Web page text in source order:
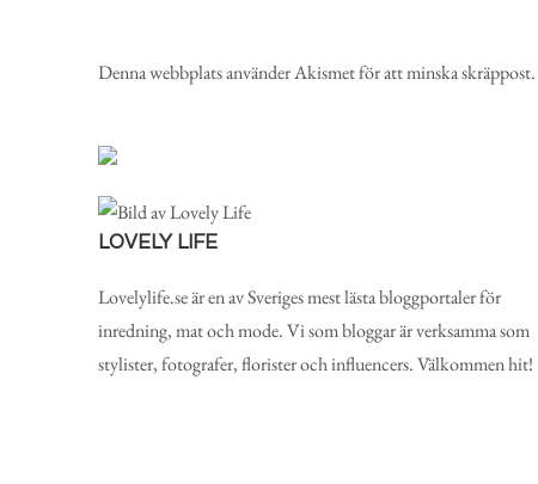
Denna webbplats använder Akismet för att minska skräppost.
LOVELY LIFE
Lovelylife.se är en av Sveriges mest lästa bloggportaler för
inredning, mat och mode. Vi som bloggar är verksamma som
stylister, fotografer, florister och influencers. Välkommen hit!